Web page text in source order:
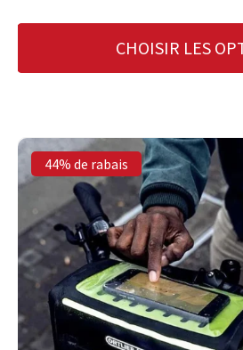
CHOISIR LES
44% de rabais